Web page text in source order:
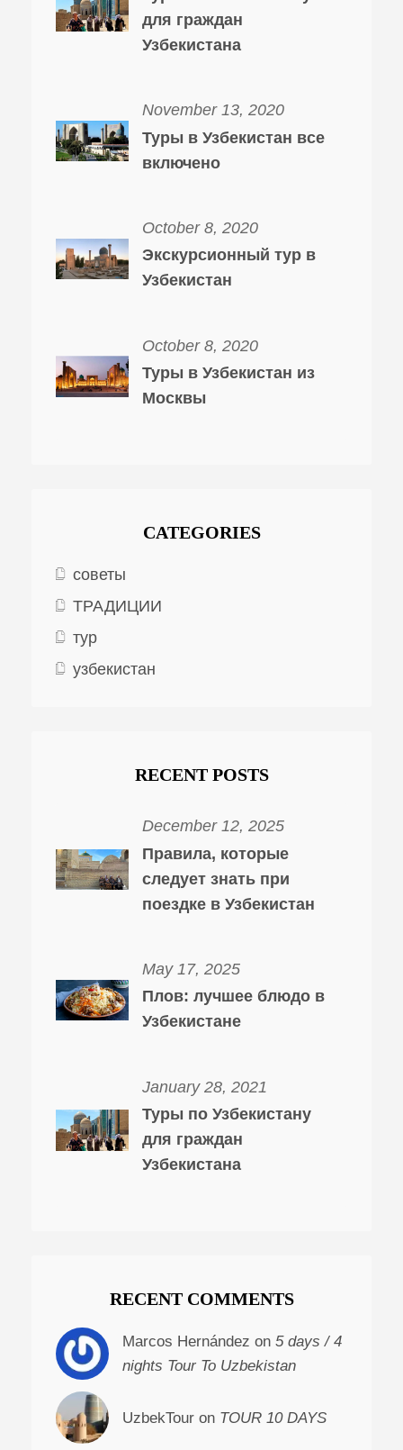
для граждан
Узбекистана
November 13, 2020
Туры в Узбекистан все
включено
October 8, 2020
Экскурсионный тур в
Узбекистан
October 8, 2020
Туры в Узбекистан из
Москвы
CATEGORIES
советы
ТРАДИЦИИ
тур
узбекистан
RECENT POSTS
December 12, 2025
Правила, которые
следует знать при
поездке в Узбекистан
May 17, 2025
Плов: лучшее блюдо в
Узбекистане
January 28, 2021
Туры по Узбекистану
для граждан
Узбекистана
RECENT COMMENTS
Marcos Hernández on 5 days / 4
nights Tour To Uzbekistan
UzbekTour on TOUR 10 DAYS